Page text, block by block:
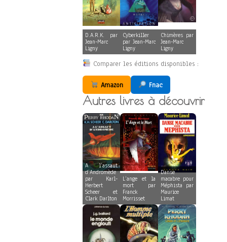
D.A.R.K. par
Jean-Marc
Ligny
Cyberkiller
par Jean-Marc
Ligny
Chimères par
Jean-Marc
Ligny
Comparer les éditions disponibles :
Amazon Fnac
Autres livres à découvrir
A l’assaut
d’Andromède
par Karl-
Herbert
Scheer et
Clark Darlton
L’ange et la
mort par
Franck
Morrisset
Danse
macabre pour
Méphista par
Maurice
Limat